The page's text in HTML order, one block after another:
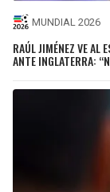
MUNDIAL 2026
RAÚL JIMÉNEZ VE AL
ANTE INGLATERRA: